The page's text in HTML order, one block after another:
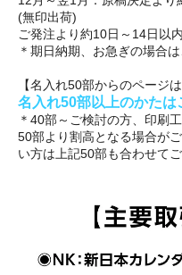
(無印出荷)
ご発注より約10日～14日以
＊期日納期、お急ぎの場合
【名入れ50部からのページは
名入れ50部以上のかたは
＊40部～ご検討の方、印刷
50部より割高となる場合が
い方は上記50部も合わせてご